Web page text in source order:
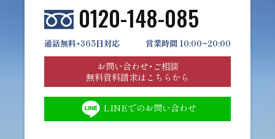
0120-148-085
通話無料・365日対応 営業時間 10:00~20:00
お問い合わせ・ご相談
無料資料請求はこちらから
LINEでのお問い合わせ